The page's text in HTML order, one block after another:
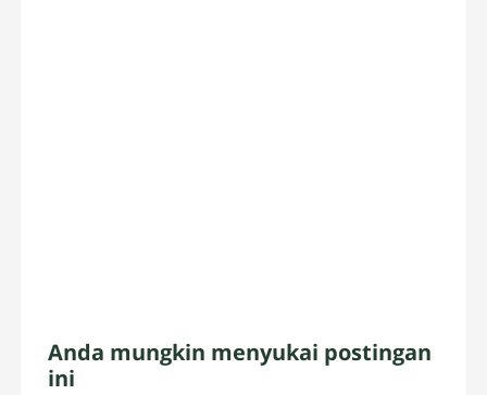
Anda mungkin menyukai postingan
ini